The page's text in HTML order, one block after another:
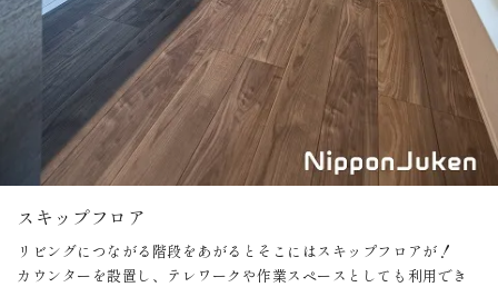
スキップフロア
リビングにつながる階段をあがるとそこにはスキップフロアが！
カウンターを設置し、テレワークや作業スペースとしても利用でき